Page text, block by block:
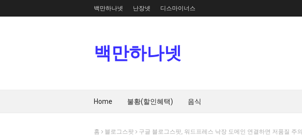
백만하나넷 난장넷 디스마이너스
백만하나넷
Home 불황(할인혜택) 음식
홈 블로그스팟 구글 블로그스팟, 워드프레스 낙장 도메인 연결하면 저품질 주의